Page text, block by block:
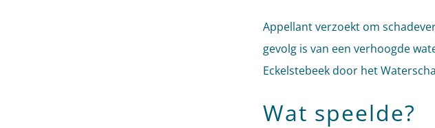
Appellant verzoekt om
gevolg is van een verhoogde
Eckelstebeek door het
Wat speelde?